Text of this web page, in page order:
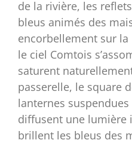
de la rivière, les
bleus animés des
encorbellement sur la
le ciel Comtois
saturent
passerelle, le square
lanternes
diffusent une lumière
brillent les bleus des